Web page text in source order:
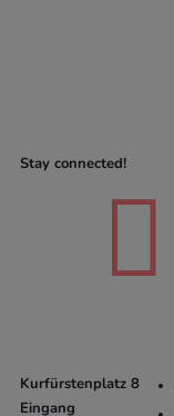
Stay connected!

Kurfürstenplatz 8
Eingang